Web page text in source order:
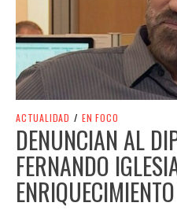
ACTUALIDAD / EN FOCO
DENUNCIAN AL
FERNANDO